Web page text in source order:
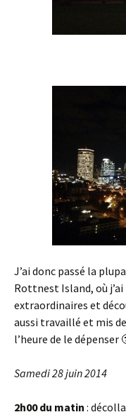
J’ai donc passé la
Rottnest Island, où
extraordinaires et
aussi travaillé et mis
l’heure de le dépenser
Samedi 28 juin 2014
2h00 du matin :